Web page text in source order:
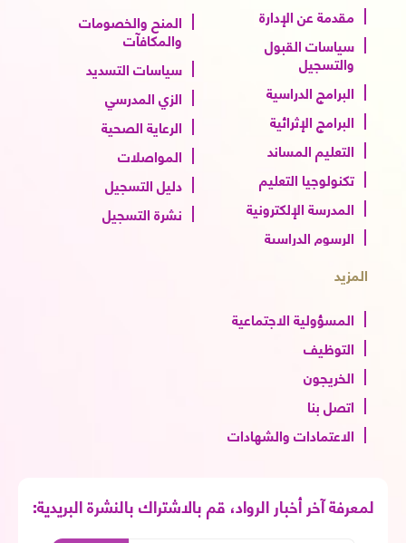
مقدمة عن الإدارة
سياسات القبول
والتسجيل
البرامج الدراسية
البرامج الإثرائية
التعليم المساند
تكنولوجيا التعليم
المدرسة الإلكترونية
الرسوم الدراسية
المنح والخصومات
والمكافآت
سياسات التسديد
الزي المدرسي
الرعاية الصحية
المواصلات
دليل التسجيل
نشرة التسجيل
المزيد
المسؤولية الاجتماعية
التوظيف
الخريجون
اتصل بنا
الاعتمادات والشهادات
لمعرفة آخر أخبار الرواد، قم بالاشتراك بالنشرة البريدية: